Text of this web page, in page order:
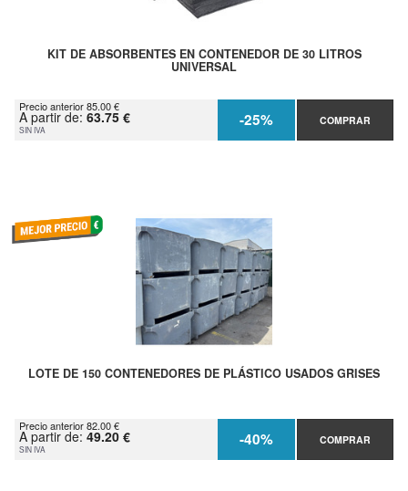
KIT DE ABSORBENTES EN CONTENEDOR DE 30 LITROS
UNIVERSAL
Precio anterior 85.00 €
A partir de: 63.75 €
SIN IVA -25% COMPRAR
LOTE DE 150 CONTENEDORES DE PLÁSTICO USADOS GRISES
Precio anterior 82.00 €
A partir de: 49.20 €
SIN IVA -40% COMPRAR